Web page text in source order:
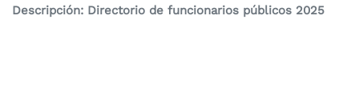
Descripción: Directorio de funcionarios públicos 2025